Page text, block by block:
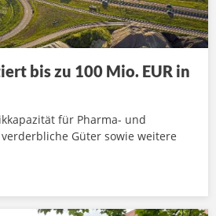
bis zu 100 Mio. EUR in
für Pharma- und
Güter sowie weitere